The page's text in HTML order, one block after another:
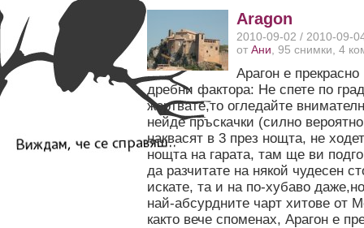
Aragon
2010-09-02 / 2010-09-
отАни , 95 снимки, 4
Арагон е
дребни фактора: Не спете по
жертвате,то огледайте
нейде пръскачки (силно
наквасят в 3 през нощта, не
нощта на гарата, там ще ви
да разчитате на някой чудесен
искате, та и на по-хубаво
най-абсурдните чарт хитове от
както вече споменах, Арагон е